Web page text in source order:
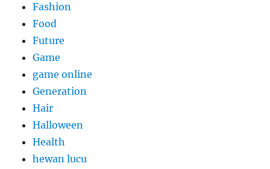
Fashion
Food
Future
Game
game online
Generation
Hair
Halloween
Health
hewan lucu